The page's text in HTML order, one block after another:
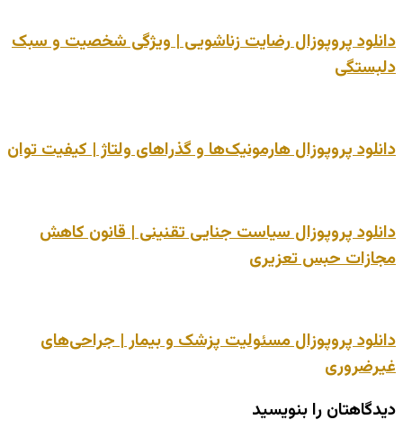
دانلود پروپوزال رضایت زناشویی | ویژگی شخصیت و سبک
دلبستگی
دانلود پروپوزال هارمونیک‌ها و گذراهای ولتاژ | کیفیت توان
دانلود پروپوزال سیاست جنایی تقنینی | قانون کاهش
مجازات حبس تعزیری
دانلود پروپوزال مسئولیت پزشک و بیمار | جراحی‌های
غیرضروری
دیدگاهتان را بنویسید